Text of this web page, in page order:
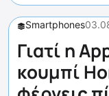
Smartphones
Γιατί η
κουμπί